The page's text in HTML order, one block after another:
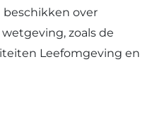
over
zoals de
Leefomgeving en